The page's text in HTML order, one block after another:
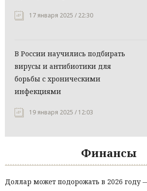
17 января 2025 / 22:30
В России научились подбирать
вирусы и антибиотики для
борьбы с хроническими
инфекциями
19 января 2025 / 12:03
Финансы
Доллар может подорожать в 2026 году